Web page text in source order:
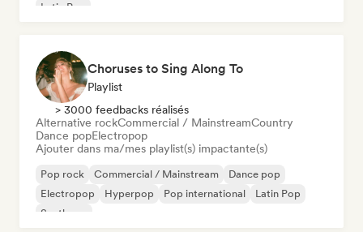
Latin Pop
Choruses to Sing Along To
Playlist
> 3000 feedbacks réalisés
Alternative rockCommercial / MainstreamCountry
Dance popElectropop
Ajouter dans ma/mes playlist(s) impactante(s)
Pop rock Commercial / Mainstream
Dance pop
Electropop
Hyperpop Pop international
Latin Pop
Synthpop